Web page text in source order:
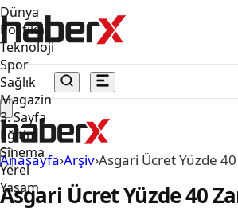
Dünya
Politika
Teknoloji
Spor
Sağlık
Magazin
3. Sayfa
Eğitim
Sinema
Yerel
Yaşam
Anasayfa›Arşiv›Asgari Ücret Yüzde
Asgari Ücret Yüzde 40